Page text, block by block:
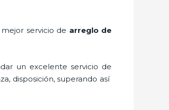
servicio de arreglo de
un excelente servicio de
disposición, superando así